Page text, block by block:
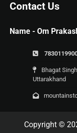
Contact Us
Name - Om
Bhagat
Uttarakhand
Copyright ©